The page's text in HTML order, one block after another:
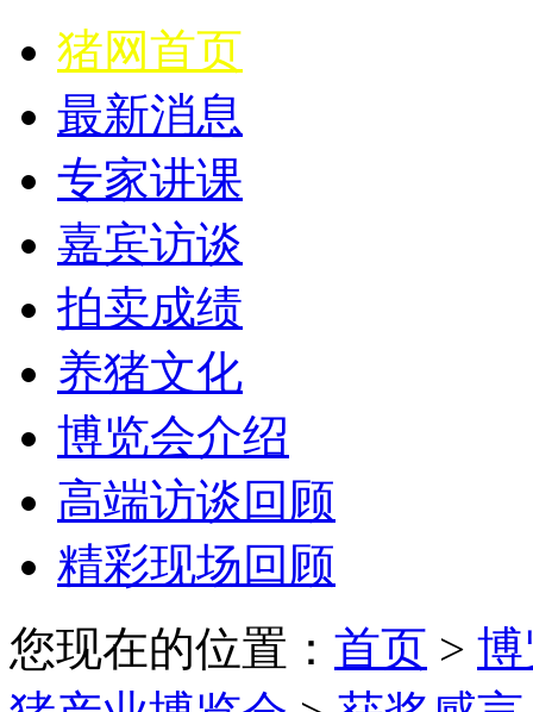
猪网首页
最新消息
专家讲课
嘉宾访谈
拍卖成绩
养猪文化
博览会介绍
高端访谈回顾
精彩现场回顾
您现在的位置： 首页 >